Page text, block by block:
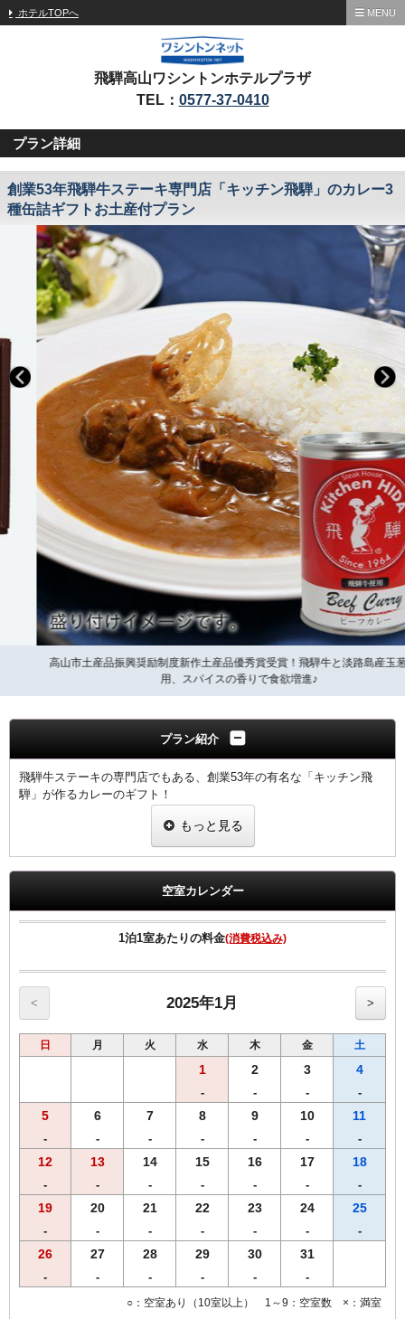
ホテルTOPへ MENU
飛騨高山ワシントンホテルプラザ
TEL： 0577-37-0410
プラン詳細
創業53年飛騨牛ステーキ専門店「キッチン飛騨」のカレー3
種缶詰ギフトお土産付プラン
高山市土産品振興奨励制度新作土産品優秀賞受賞！飛騨牛と淡路島産玉葱を使
用、スパイスの香りで食欲増進♪
プラン紹介
飛騨牛ステーキの専門店でもある、創業53年の有名な「キッチン飛
騨」が作るカレーのギフト！
が1部屋に1セット付いた宿泊プランです。
※こちらのセットは滞在中にフロントでの受け渡しとなります。
全室Ｗi－Ｆi無料接続＆加湿空気清浄機＆枕元にＵＳＢコンセント完
もっと見る
空室カレンダー
1泊1室あたりの料金(消費税込み)
< 2025年1月 >
日 月 火 水 木 金 土
1
-
2
-
3
-
4
-
5
-
6
-
7
-
8
-
9
-
10
-
11
-
12
-
13
-
14
-
15
-
16
-
17
-
18
-
19
-
20
-
21
-
22
-
23
-
24
-
25
-
26
-
27
-
28
-
29
-
30
-
31
-
○：空室あり（10室以上） 1～9：空室数 ×：満室